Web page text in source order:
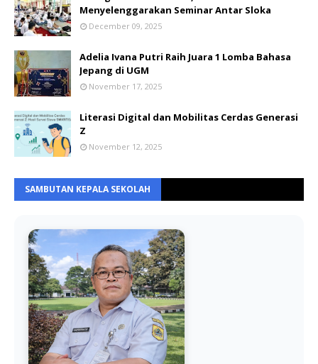
Menyelenggarakan Seminar Antar Sloka
December 09, 2025
Adelia Ivana Putri Raih Juara 1 Lomba Bahasa
Jepang di UGM
November 17, 2025
Literasi Digital dan Mobilitas Cerdas Generasi
Z
November 12, 2025
SAMBUTAN KEPALA SEKOLAH